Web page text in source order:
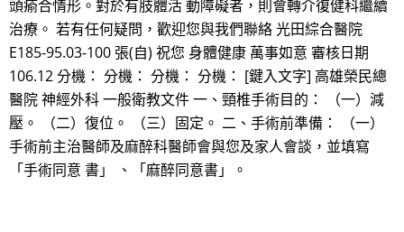
頭瘉合情形。對於有肢體活 動障礙者，則會轉介復健科繼續
治療。 若有任何疑問，歡迎您與我們聯絡 光田綜合醫院
E185-95.03-100 張(自) 祝您 身體健康 萬事如意 審核日期
106.12 分機： 分機： 分機： 分機： [鍵入文字] 高雄榮民總
醫院 神經外科 一般衛教文件 一、頸椎手術目的： （一）減
壓。 （二）復位。 （三）固定。 二、手術前準備： （一）
手術前主治醫師及麻醉科醫師會與您及家人會談，並填寫
「手術同意 書」 、「麻醉同意書」。